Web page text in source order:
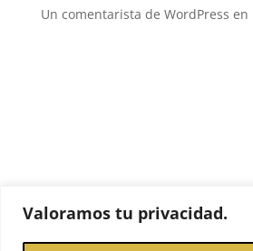
Valoramos tu privacidad.
Un comentarista de WordPress en